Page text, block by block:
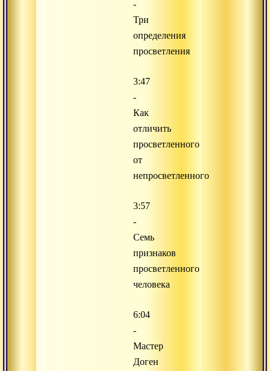
-
Три
определения
просветления
3:47
-
Как
отличить
просветленного
от
непросветленного
3:57
-
Семь
признаков
просветленного
человека
6:04
-
Мастер
Доген